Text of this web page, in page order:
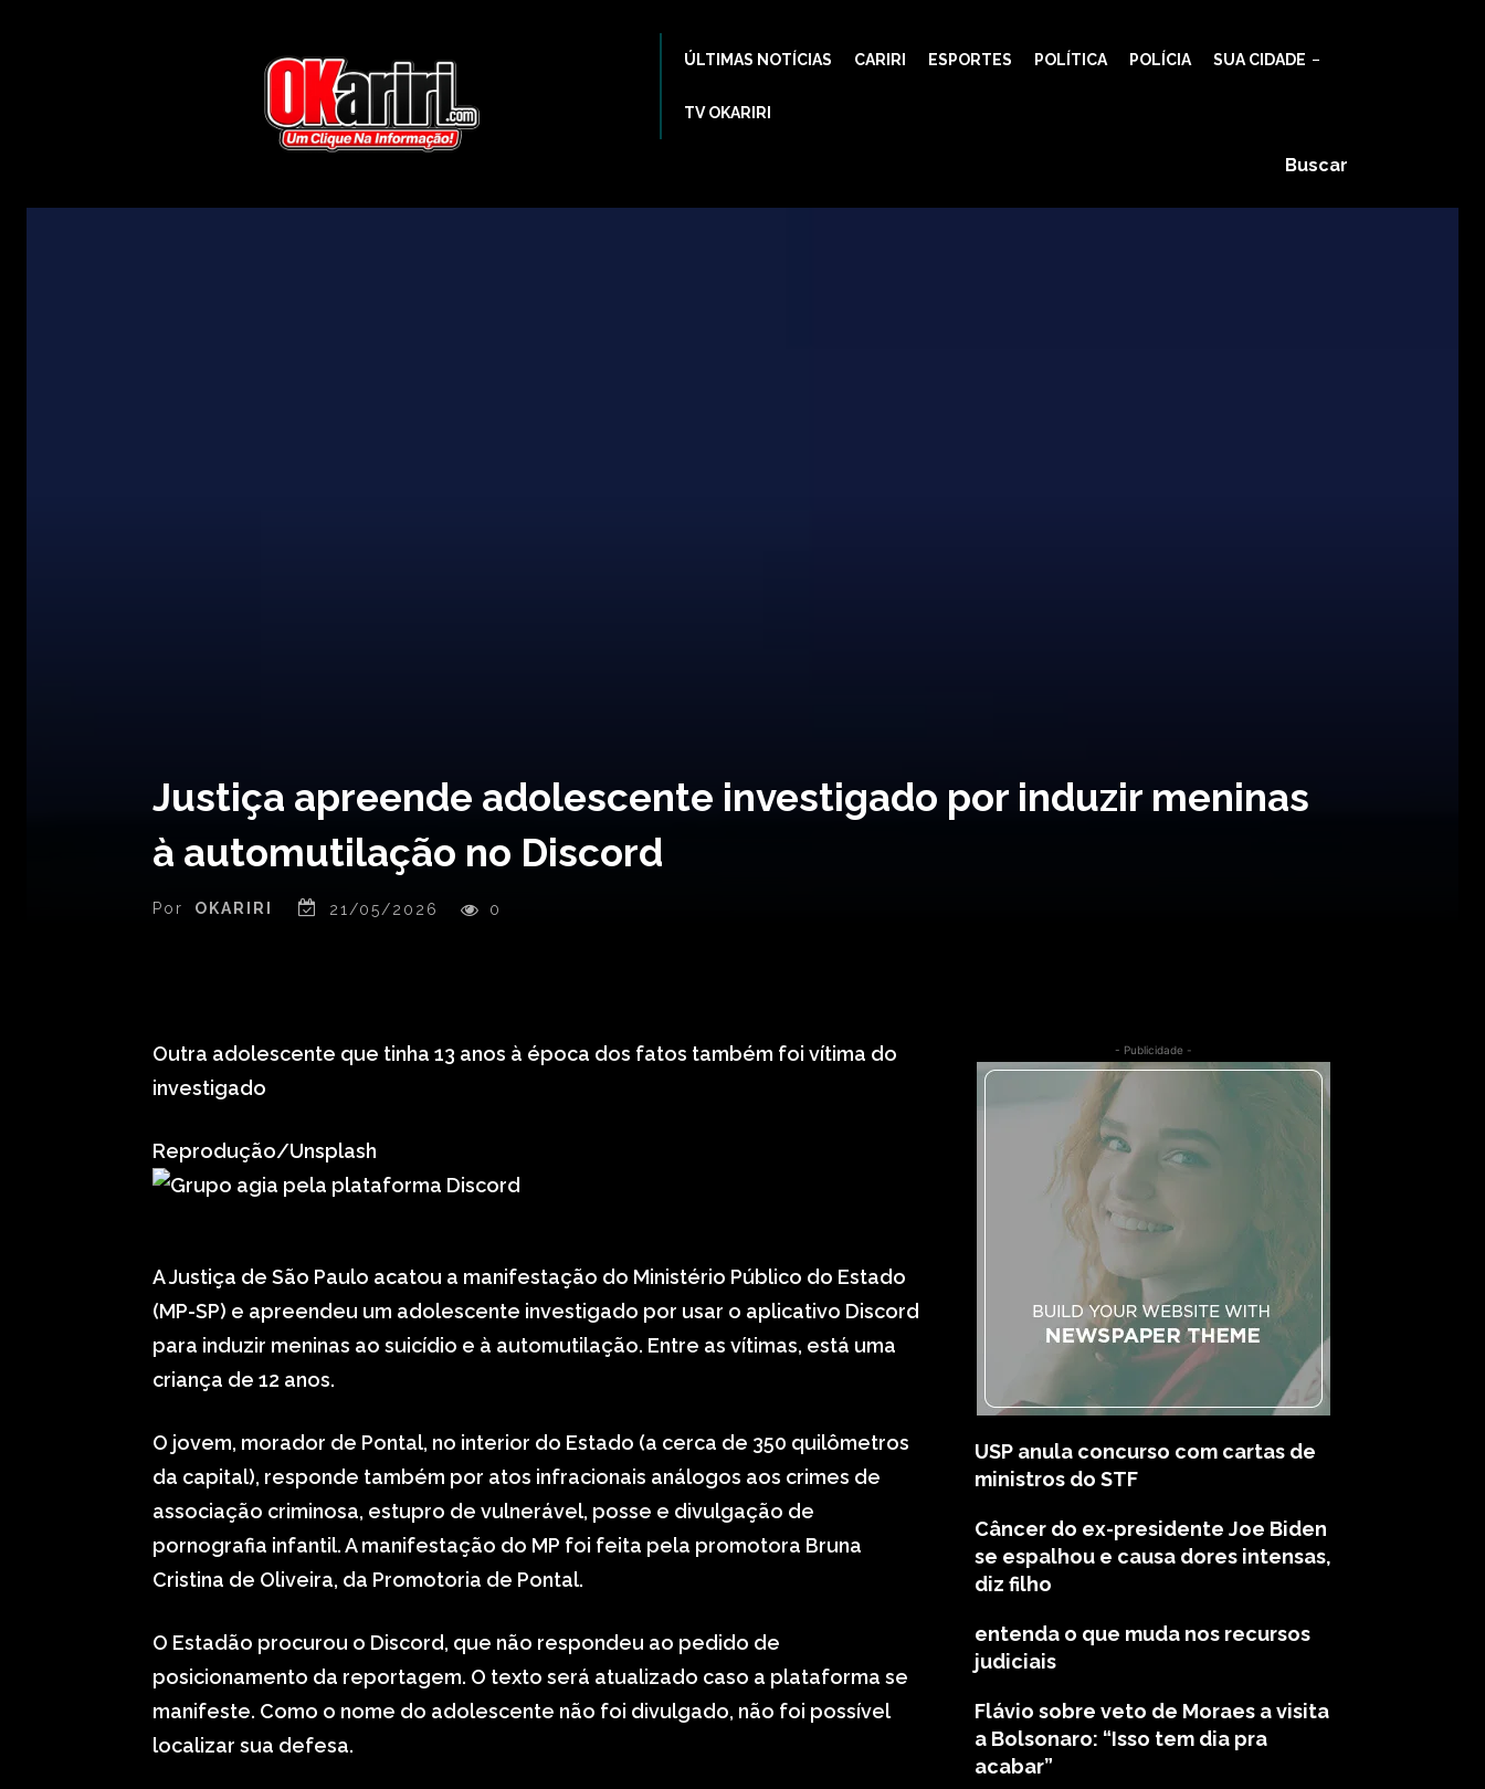
ÚLTIMAS NOTÍCIAS CARIRI ESPORTES POLÍTICA POLÍCIA SUA CIDADE
TV OKARIRI
Buscar
Justiça apreende adolescente investigado por induzir meninas
à automutilação no Discord
Por OKARIRI 21/05/2026 0
Outra adolescente que tinha 13 anos à época dos fatos também foi vítima do
investigado
Reprodução/Unsplash
A Justiça de São Paulo acatou a manifestação do Ministério Público do Estado
(MP-SP) e apreendeu um adolescente investigado por usar o aplicativo Discord
para induzir meninas ao suicídio e à automutilação. Entre as vítimas, está uma
criança de 12 anos.
O jovem, morador de Pontal, no interior do Estado (a cerca de 350 quilômetros
da capital), responde também por atos infracionais análogos aos crimes de
associação criminosa, estupro de vulnerável, posse e divulgação de
pornografia infantil. A manifestação do MP foi feita pela promotora Bruna
Cristina de Oliveira, da Promotoria de Pontal.
O Estadão procurou o Discord, que não respondeu ao pedido de
posicionamento da reportagem. O texto será atualizado caso a plataforma se
manifeste. Como o nome do adolescente não foi divulgado, não foi possível
localizar sua defesa.
- Publicidade -
USP anula concurso com cartas de
ministros do STF
Câncer do ex-presidente Joe Biden
se espalhou e causa dores intensas,
diz filho
entenda o que muda nos recursos
judiciais
Flávio sobre veto de Moraes a visita
a Bolsonaro: “Isso tem dia pra
acabar”